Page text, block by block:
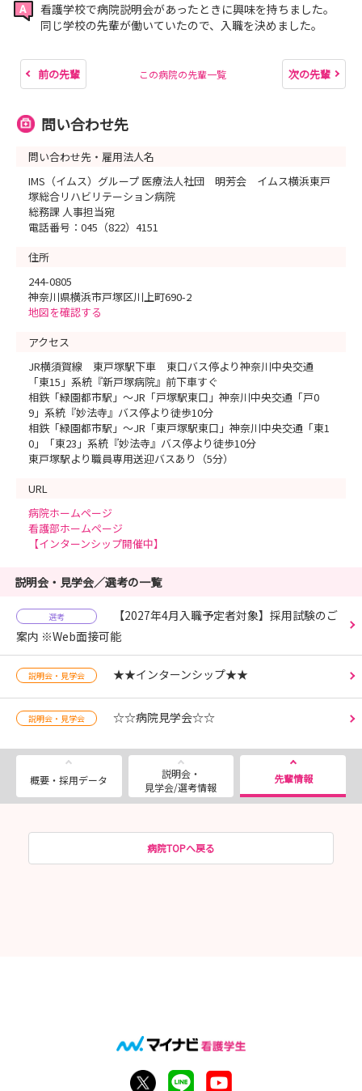
看護学校で病院説明会があったときに興味を持ちました。
同じ学校の先輩が働いていたので、入職を決めました。
前の先輩 この病院の先輩一覧 次の先輩
問い合わせ先
問い合わせ先・雇用法人名
IMS（イムス）グループ 医療法人社団 明芳会 イムス横浜東戸
塚総合リハビリテーション病院
総務課 人事担当宛
電話番号：045（822）4151
住所
244-0805
神奈川県横浜市戸塚区川上町690-2
地図を確認する
アクセス
JR横須賀線 東戸塚駅下車 東口バス停より神奈川中央交通
「東15」系統『新戸塚病院』前下車すぐ
相鉄「緑園都市駅」～JR「戸塚駅東口」神奈川中央交通「戸0
9」系統『妙法寺』バス停より徒歩10分
相鉄「緑園都市駅」～JR「東戸塚駅東口」神奈川中央交通「東1
0」「東23」系統『妙法寺』バス停より徒歩10分
東戸塚駅より職員専用送迎バスあり（5分）
URL
病院ホームページ
看護部ホームページ
【インターンシップ開催中】
説明会・見学会／選考の一覧
選考
【2027年4月入職予定者対象】採用試験のご
案内 ※Web面接可能
説明会・見学会 ★★インターンシップ★★
説明会・見学会 ☆☆病院見学会☆☆
概要・採用データ
説明会・
見学会/選考情報
先輩情報
病院TOPへ戻る